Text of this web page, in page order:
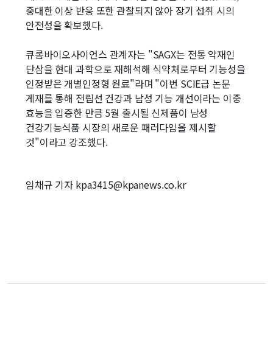
중대한 이상 반응 또한 관찰되지 않아 장기 섭취 시의
안전성을 확보했다.
큐롬바이오사이언스 관계자는 "SAGX는 전통 약재인
단삼을 현대 과학으로 재해석해 식약처로부터 기능성을
인정받은 개별인정형 원료"라며 "이번 SCIE급 논문
게재를 통해 전립선 건강과 남성 기능 개선이라는 이중
효능을 입증한 만큼 5월 출시될 신제품이 남성
건강기능식품 시장의 새로운 패러다임을 제시할
것"이라고 강조했다.
임채규 기자 kpa3415@kpanews.co.kr